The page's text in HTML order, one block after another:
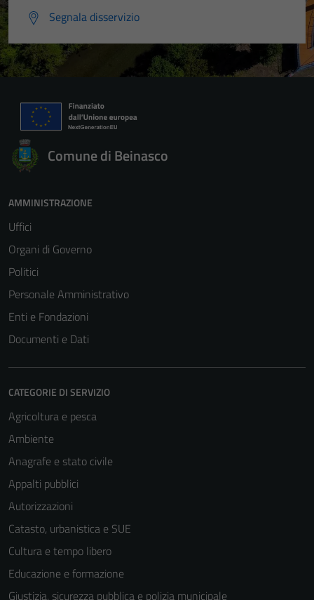
Segnala disservizio
Comune di Beinasco
AMMINISTRAZIONE
Uffici
Organi di Governo
Politici
Personale Amministrativo
Enti e Fondazioni
Documenti e Dati
CATEGORIE DI SERVIZIO
Agricoltura e pesca
Ambiente
Anagrafe e stato civile
Appalti pubblici
Autorizzazioni
Catasto, urbanistica e SUE
Cultura e tempo libero
Educazione e formazione
Giustizia, sicurezza pubblica e polizia municipale